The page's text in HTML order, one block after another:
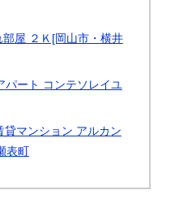
屋 ２Ｋ[岡山市・横井
パート コンテソレイユ
マンション アルカン
表町